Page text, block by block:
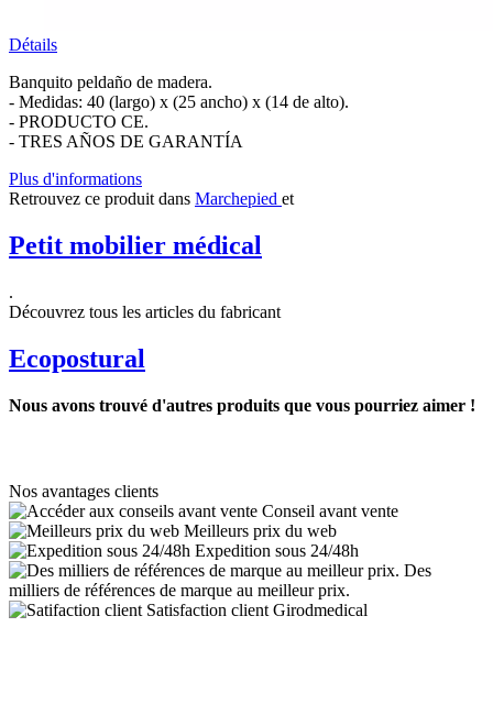
Détails
Banquito peldaño de madera.
- Medidas: 40 (largo) x (25 ancho) x (14 de alto).
- PRODUCTO CE.
- TRES AÑOS DE GARANTÍA
Plus d'informations
Retrouvez ce produit dans Marchepied et
Petit mobilier médical
.
Découvrez tous les articles du fabricant
Ecopostural
Nous avons trouvé d'autres produits que vous pourriez aimer !
Nos avantages clients
Conseil avant vente
Meilleurs prix du web
Expedition sous 24/48h
Des
milliers de références de marque au meilleur prix.
Satisfaction client Girodmedical